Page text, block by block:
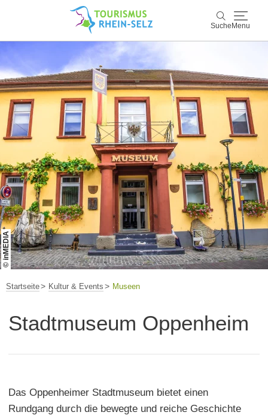
Suche Menu
Suche
Rhein-Selz
Entdecken & Erleben
Wein & Genuss
Kultur & Events
Buchen & Service
© inMEDIA
Startseite Kultur & Events Museen
Stadtmuseum Oppenheim
Das Oppenheimer Stadtmuseum bietet einen
Rundgang durch die bewegte und reiche Geschichte